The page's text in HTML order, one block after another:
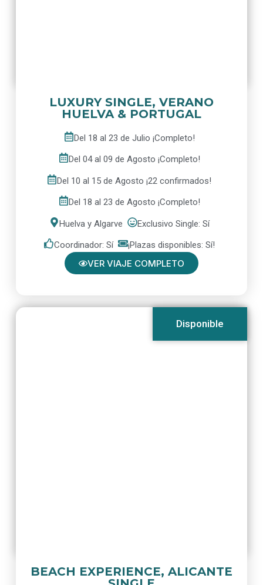
LUXURY SINGLE, VERANO
HUELVA & PORTUGAL
Del 18 al 23 de Julio ¡Completo!
Del 04 al 09 de Agosto ¡Completo!
Del 10 al 15 de Agosto ¡22 confirmados!
Del 18 al 23 de Agosto ¡Completo!
Huelva y Algarve Exclusivo Single: Sí
Coordinador: Sí ¡Plazas disponibles: Sí!
VER VIAJE COMPLETO
Disponible
BEACH EXPERIENCE, ALICANTE